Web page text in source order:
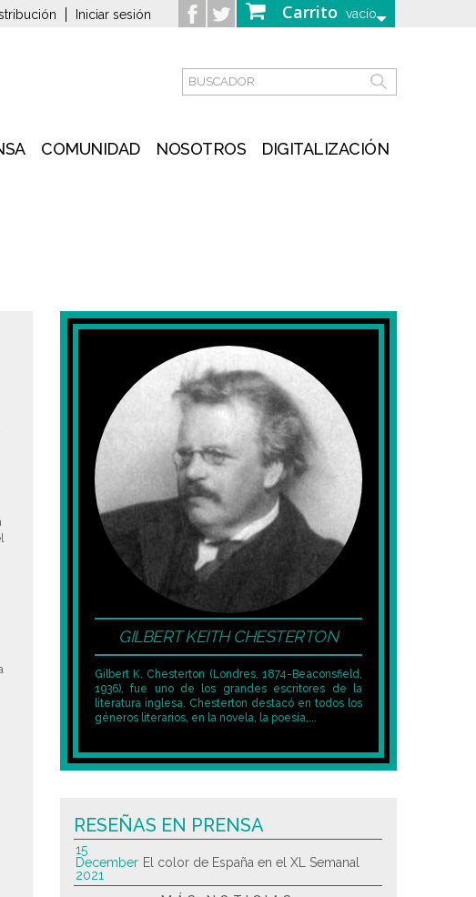
Carrito vacío
Iniciar sesión
COMUNIDAD NOSOTROS DIGITALIZACIÓN
GILBERT KEITH CHESTERTON
Gilbert K. Chesterton (Londres, 1874-Beaconsfield,
1936), fue uno de los grandes escritores de la
literatura inglesa. Chesterton destacó en todos los
géneros literarios, en la novela, la poesía,...
RESEÑAS EN PRENSA
15
December
2021
El color de España en el XL Semanal